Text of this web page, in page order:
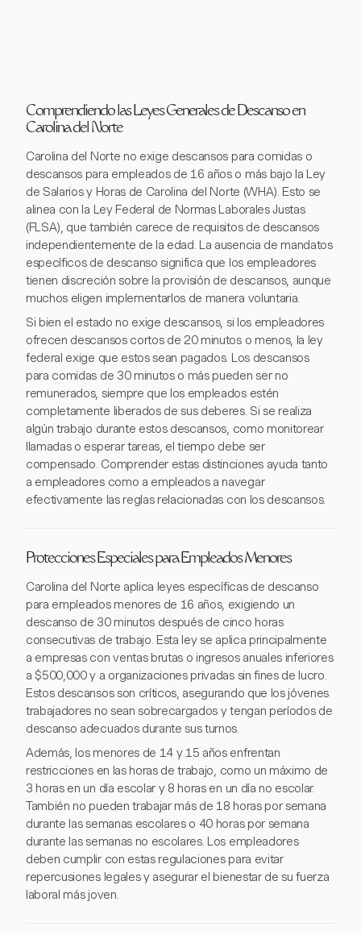
Comprendiendo las Leyes Generales de Descanso en
Carolina del Norte
Carolina del Norte no exige descansos para comidas o
descansos para empleados de 16 años o más bajo la Ley
de Salarios y Horas de Carolina del Norte (WHA). Esto se
alinea con la Ley Federal de Normas Laborales Justas
(FLSA), que también carece de requisitos de descansos
independientemente de la edad. La ausencia de mandatos
específicos de descanso significa que los empleadores
tienen discreción sobre la provisión de descansos, aunque
muchos eligen implementarlos de manera voluntaria.
Si bien el estado no exige descansos, si los empleadores
ofrecen descansos cortos de 20 minutos o menos, la ley
federal exige que estos sean pagados. Los descansos
para comidas de 30 minutos o más pueden ser no
remunerados, siempre que los empleados estén
completamente liberados de sus deberes. Si se realiza
algún trabajo durante estos descansos, como monitorear
llamadas o esperar tareas, el tiempo debe ser
compensado. Comprender estas distinciones ayuda tanto
a empleadores como a empleados a navegar
efectivamente las reglas relacionadas con los descansos.
Protecciones Especiales para Empleados Menores
Carolina del Norte aplica leyes específicas de descanso
para empleados menores de 16 años, exigiendo un
descanso de 30 minutos después de cinco horas
consecutivas de trabajo. Esta ley se aplica principalmente
a empresas con ventas brutas o ingresos anuales inferiores
a $500,000 y a organizaciones privadas sin fines de lucro.
Estos descansos son críticos, asegurando que los jóvenes
trabajadores no sean sobrecargados y tengan períodos de
descanso adecuados durante sus turnos.
Además, los menores de 14 y 15 años enfrentan
restricciones en las horas de trabajo, como un máximo de
3 horas en un día escolar y 8 horas en un día no escolar.
También no pueden trabajar más de 18 horas por semana
durante las semanas escolares o 40 horas por semana
durante las semanas no escolares. Los empleadores
deben cumplir con estas regulaciones para evitar
repercusiones legales y asegurar el bienestar de su fuerza
laboral más joven.